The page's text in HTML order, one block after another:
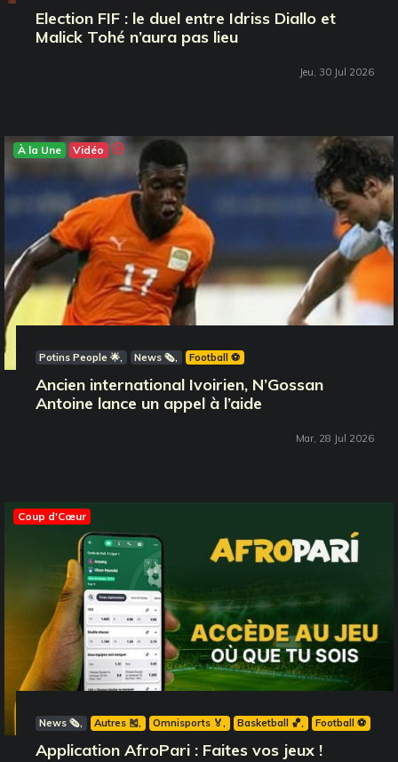
Election FIF : le duel entre Idriss Diallo et
Malick Tohé n’aura pas lieu
Jeu, 30 Jul 2026
À la Une Vidéo
Potins People 🌟 News 🗞️ Football ⚽️
Ancien international Ivoirien, N’Gossan
Antoine lance un appel à l’aide
Mar, 28 Jul 2026
Coup d'Cœur
News 🗞️ Autres 🎽 Omnisports 🏅 Basketball 🏀 Football ⚽️
Application AfroPari : Faites vos jeux !